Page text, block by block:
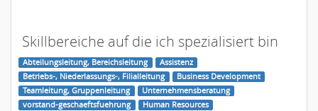
Skillbereiche auf die ich spezialisiert bin
Abteilungsleitung, Bereichsleitung
Assistenz
Betriebs-, Niederlassungs-, Filialleitung
Business Development
Teamleitung, Gruppenleitung
Unternehmensberatung
vorstand-geschaeftsfuehrung
Human Resources